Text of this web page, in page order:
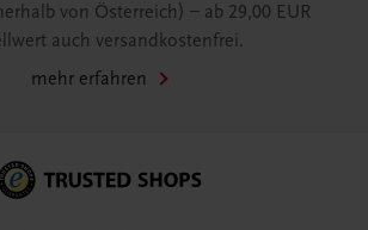
von Österreich) – ab 29,00 EUR
auch versandkostenfrei.
mehr erfahren